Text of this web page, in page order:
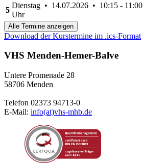
5
Dienstag • 14.07.2026 • 10:15 - 11:00
Uhr
Alle Termine anzeigen
Download der Kurstermine im .ics-Format
VHS Menden-Hemer-Balve
Untere Promenade 28
58706 Menden
Telefon 02373 94713-0
E-Mail: info(at)vhs-mhb.de